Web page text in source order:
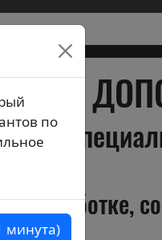
обработке,
по
минута)